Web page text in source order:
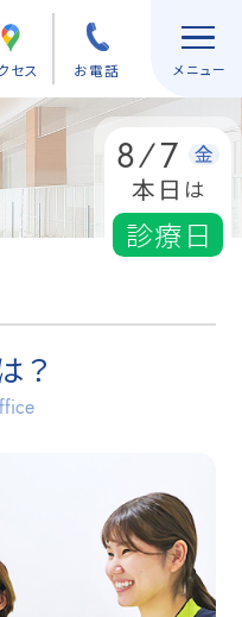
セス お電話
8/7 金
本日 は
診療日
？